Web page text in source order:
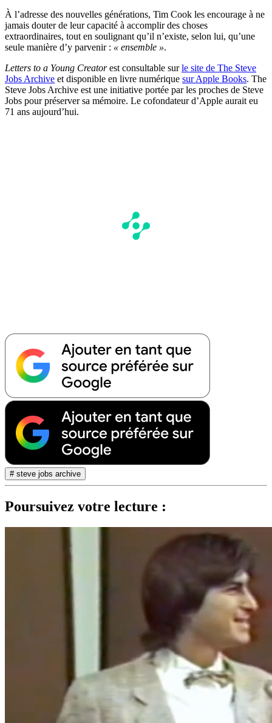
À l’adresse des nouvelles générations, Tim Cook les encourage à ne
jamais douter de leur capacité à accomplir des choses
extraordinaires, tout en soulignant qu’il n’existe, selon lui, qu’une
seule manière d’y parvenir : « ensemble ».
Letters to a Young Creatorest consultable surle site de The Steve
Jobs Archive et disponible en livre numérique sur Apple Books. The
Steve Jobs Archive est une initiative portée par les proches de Steve
Jobs pour préserver sa mémoire. Le cofondateur d’Apple aurait eu
71 ans aujourd’hui.
# steve jobs archive
Poursuivez votre lecture :